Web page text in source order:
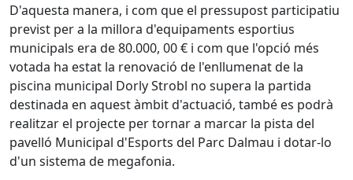
D'aquesta manera, i com que el pressupost participatiu
previst per a la millora d'equipaments esportius
municipals era de 80.000, 00 € i com que l'opció més
votada ha estat la renovació de l'enllumenat de la
piscina municipal Dorly Strobl no supera la partida
destinada en aquest àmbit d'actuació, també es podrà
realitzar el projecte per tornar a marcar la pista del
pavelló Municipal d'Esports del Parc Dalmau i dotar-lo
d'un sistema de megafonia.